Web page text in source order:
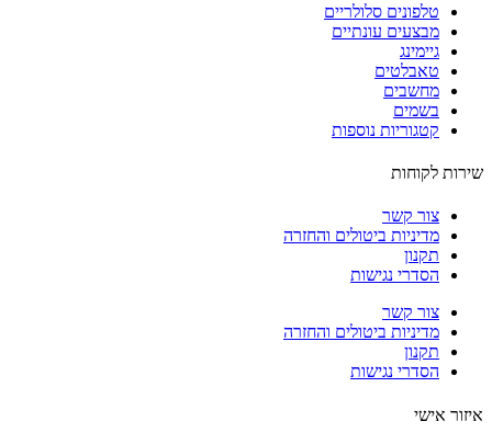
טלפונים סלולריים
מבצעים עונתיים
גיימינג
טאבלטים
מחשבים
בשמים
קטגוריות נוספות
לקוחות
צור קשר
מדיניות ביטולים והחזרה
תקנון
הסדרי נגישות
צור קשר
מדיניות ביטולים והחזרה
תקנון
הסדרי נגישות
אישי